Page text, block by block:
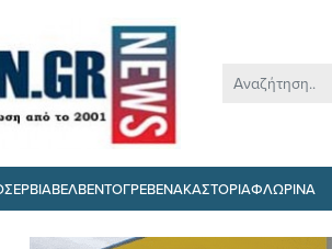
ΣΕΡΒΙΑΒΕΛΒΕΝΤΟΓΡΕΒΕΝΑΚΑΣΤΟΡΙΑΦΛΩΡΙΝΑ